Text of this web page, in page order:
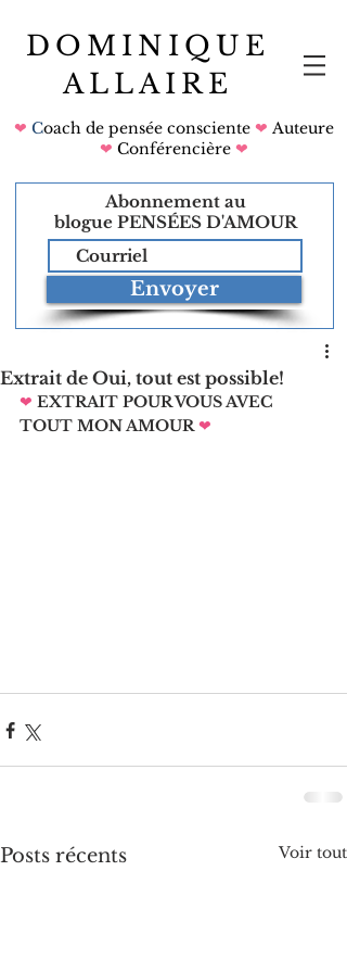
DOMINIQUE
ALLAIRE
❤ Coach de pensée consciente ❤ Auteure
❤ Conférencière ❤
Abonnement au
blogue PENSÉES D'AMOUR
Envoyer
Extrait de Oui, tout est possible!
❤ EXTRAIT POUR VOUS AVEC
TOUT MON AMOUR ❤
Posts récents Voir tout